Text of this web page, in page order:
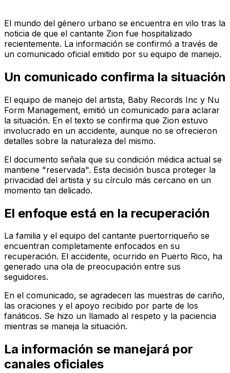
El mundo del género urbano se encuentra en vilo tras la
noticia de que el cantante Zion fue hospitalizado
recientemente. La información se confirmó a través de
un comunicado oficial emitido por su equipo de manejo.
Un comunicado confirma la situación
El equipo de manejo del artista, Baby Records Inc y Nu
Form Management, emitió un comunicado para aclarar
la situación. En el texto se confirma que Zion estuvo
involucrado en un accidente, aunque no se ofrecieron
detalles sobre la naturaleza del mismo.
El documento señala que su condición médica actual se
mantiene "reservada". Esta decisión busca proteger la
privacidad del artista y su círculo más cercano en un
momento tan delicado.
El enfoque está en la recuperación
La familia y el equipo del cantante puertorriqueño se
encuentran completamente enfocados en su
recuperación. El accidente, ocurrido en Puerto Rico, ha
generado una ola de preocupación entre sus
seguidores.
En el comunicado, se agradecen las muestras de cariño,
las oraciones y el apoyo recibido por parte de los
fanáticos. Se hizo un llamado al respeto y la paciencia
mientras se maneja la situación.
La información se manejará por
canales oficiales